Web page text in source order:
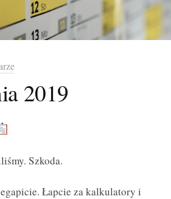
2019
Szkoda.
Łapcie za kalkulatory i